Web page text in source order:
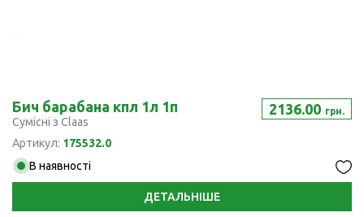
Бич барабана кпл 1л 1п
Сумісні з Claas
Артикул: 175532.0
2136.00 грн.
В наявності
ДЕТАЛЬНІШЕ